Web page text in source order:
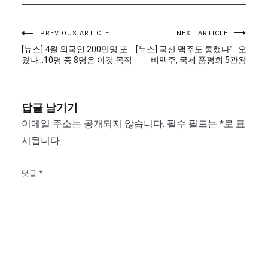
글
탐
PREVIOUS ARTICLE
[뉴스] 4월 외국인 200만명 또
왔다…10명 중 8명은 이것 목적
NEXT ARTICLE
[뉴스] 국산 맥주도 통했다”…오
비맥주, 국제 품평회 5관왕
답글 남기기
이메일 주소는 공개되지 않습니다. 필수 필드는 *로 표
시됩니다
댓글 *